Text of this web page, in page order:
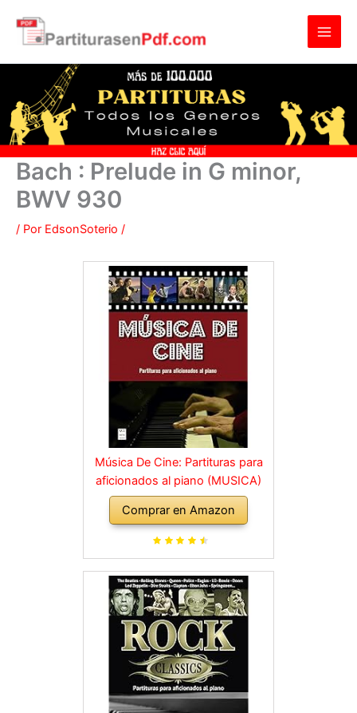
contenido
Bach : Prelude in G minor,
BWV 930
/ Por EdsonSoterio /
Música De Cine: Partituras para
aficionados al piano (MUSICA)
Comprar en Amazon